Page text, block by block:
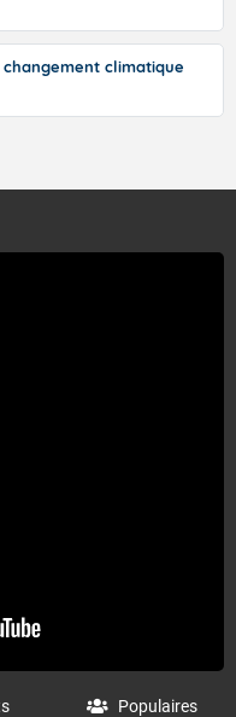
climatique
Populaires